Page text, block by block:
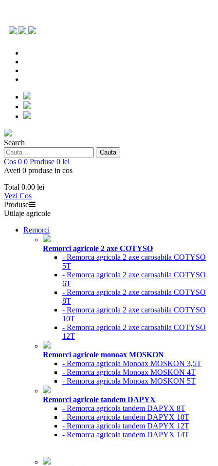
Search
Cauta
Cos 0 0 Produse 0 lei
Aveti 0 produse in cos
Total 0.00 lei
Vezi Cos
Produse
Utilaje agricole
Remorci
Remorci agricole 2 axe COTYSO
- Remorca agricola 2 axe carosabila COTYSO
5T
- Remorca agricola 2 axe carosabila COTYSO
6T
- Remorca agricola 2 axe carosabila COTYSO
8T
- Remorca agricola 2 axe carosabila COTYSO
10T
- Remorca agricola 2 axe carosabila COTYSO
12T
Remorci agricole monoax MOSKON
- Remorca agricola Monoax MOSKON 3,5T
- Remorca agricola Monoax MOSKON 4T
- Remorca agricola Monoax MOSKON 5T
Remorci agricole tandem DAPYX
- Remorca agricola tandem DAPYX 8T
- Remorca agricola tandem DAPYX 10T
- Remorca agricola tandem DAPYX 12T
- Remorca agricola tandem DAPYX 14T